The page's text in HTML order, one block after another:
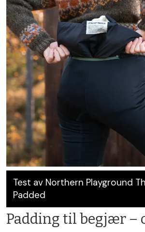
Test av Northern Playground
Padded
Padding til begjær –